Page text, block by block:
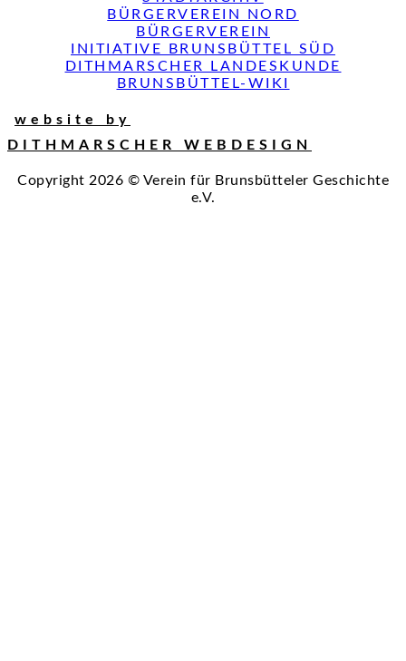
BÜRGERVEREIN NORD
BÜRGERVEREIN
INITIATIVE BRUNSBÜTTEL SÜD
DITHMARSCHER LANDESKUNDE
BRUNSBÜTTEL-WIKI
website by
DITHMARSCHER WEBDESIGN
Copyright 2026 © Verein für Brunsbütteler Geschichte
e.V.